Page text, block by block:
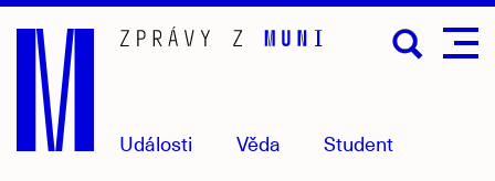
Přejít
hlavní
obsah
Události Věda Student